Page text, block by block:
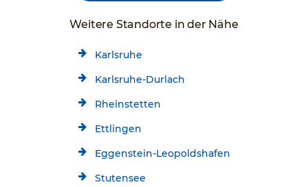
Weitere Standorte in der Nähe
Karlsruhe
Karlsruhe-Durlach
Rheinstetten
Ettlingen
Eggenstein-Leopoldshafen
Stutensee